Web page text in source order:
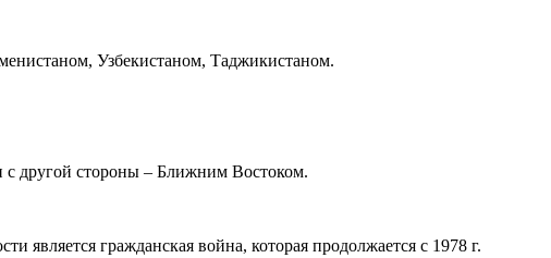
Узбекистаном, Таджикистаном.
другой стороны – Ближним Востоком.
является гражданская война, которая продолжается с 1978 г.